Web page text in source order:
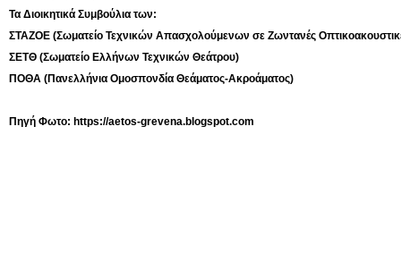
Τα Διοικητικά Συμβούλια των:
ΣΤΑΖΟΕ (Σωματείο Τεχνικών Απασχολούμενων σε Ζωντανές
ΣΕΤΘ (Σωματείο Ελλήνων Τεχνικών Θεάτρου)
ΠΟΘΑ (Πανελλήνια Ομοσπονδία Θεάματος-Ακροάματος)
Πηγή Φωτο: https://aetos-grevena.blogspot.com